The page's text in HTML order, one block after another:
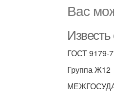
Вас
Известь
ГОСТ 9179-
Группа Ж12